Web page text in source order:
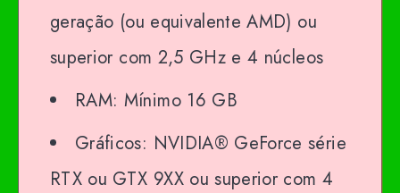
geração (ou equivalente AMD) ou
superior com 2,5 GHz e 4 núcleos
RAM: Mínimo 16 GB
Gráficos: NVIDIA® GeForce série
RTX ou GTX 9XX ou superior com 4